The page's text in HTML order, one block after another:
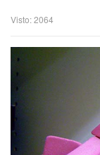
Visto: 2064